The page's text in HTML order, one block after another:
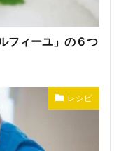
フィーユ」の６つ
レシピ